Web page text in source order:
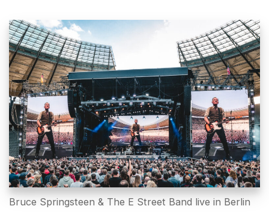
Bruce Springsteen & The E Street Band live in Berlin